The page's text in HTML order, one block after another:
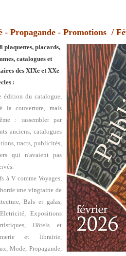
- Propagande - Promotions /
plaquettes, placards,
catalogues et
des XIXe et XXe
:
édition du catalogue,
la couverture, mais
: rassembler par
anciens, catalogues
tracts, publicités,
qui n'avaient pas
à V comme Voyages,
une vingtaine de
Bals et galas,
Expositions
Hôtels et
et librairie,
Mode, Propagande,